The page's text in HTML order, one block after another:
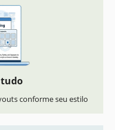
conforme seu estilo